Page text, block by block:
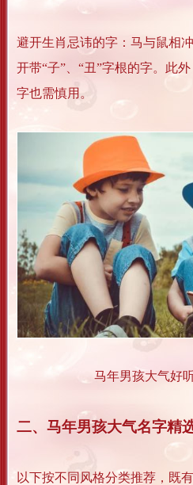
避开生肖忌讳的字：马与鼠相
开带“子”、“丑”字根的字。此
字也需慎用。
马年男孩大气好
二、马年男孩大气名字精
以下按不同风格分类推荐，既